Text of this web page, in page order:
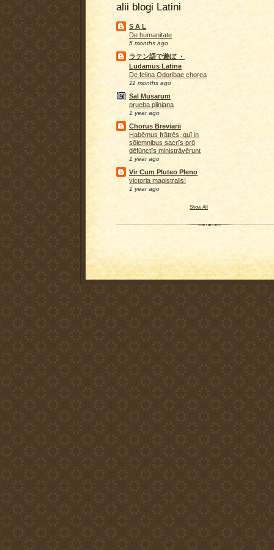
alii blogi Latini
S A L
De humanitate
5 months ago
ラテン語で遊ぼ ・
Ludamus Latine
De felina Odoribae chorea
11 months ago
Sal Musarum
prueba pliniana
1 year ago
Chorus Breviarii
Habēmus frātrēs, quī in
sōlemnibus sacrīs prō
dēfūnctīs ministrāvērunt
1 year ago
Vir Cum Pluteo Pleno
victoria magistralis!
1 year ago
Show All